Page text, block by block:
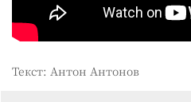
Текст: Антон Антонов